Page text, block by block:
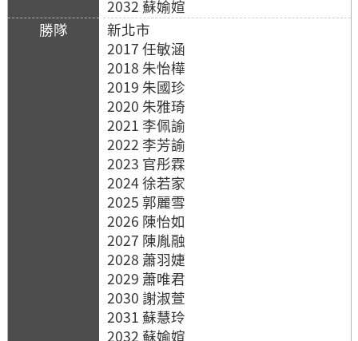
2032 蘇媮媗
新北市
2017 任敏涵
2018 朱怡樺
2019 朱國珍
2020 朱雅琦
2021 李佩諭
2022 李芳諭
2023 官彤霖
2024 徐若家
2025 郭麗雪
2026 陳怡如
2027 陳胤融
2028 蕭羽婕
2029 蕭唯君
2030 謝淑萱
2031 蘇慧玲
2032 蘇媮媗